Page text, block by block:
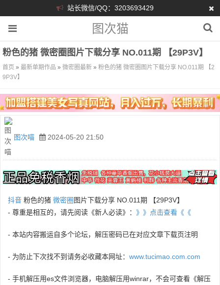
站长微信/QQ：3203693429
图次猫
粉色的猪 微密圈图片下载分享 NO.011期 【29P3V】
首页 » 最新单期作品 » 微密圈最新 » 粉色的猪 微密圈图片下载分享 NO.011期 【2
9P3V】
图次喵 2024-05-20 21:50
抖音 粉色的猪 微密圈 图片下载分享 NO.011期 【29P3V】
- 尊重是相互的，请先阅读《新人必读》： 》》点击查看《《
- 本站内容搬运自多个论坛，解压密码已在对应文章下载页注明
- 为防止下次找不到请务必收藏本网址： www.tucimao.com.com
- 手机解压用es文件浏览器，电脑解压用winrar，不会可查看《解压